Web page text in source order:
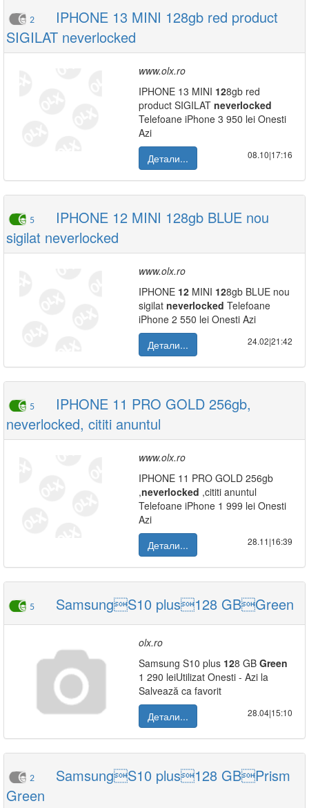
2
IPHONE 13 MINI 128gb red product
SIGILAT neverlocked
www.olx.ro
IPHONE 13 MINI 128gb red
product SIGILAT neverlocked
Telefoane iPhone 3 950 lei Onesti
Azi
Детали...
08.10|17:16
5
IPHONE 12 MINI 128gb BLUE nou
sigilat neverlocked
www.olx.ro
IPHONE 12 MINI 128gb BLUE nou
sigilat neverlocked Telefoane
iPhone 2 550 lei Onesti Azi
Детали...
24.02|21:42
5
IPHONE 11 PRO GOLD 256gb,
neverlocked, cititi anuntul
www.olx.ro
IPHONE 11 PRO GOLD 256gb
,neverlocked ,cititi anuntul
Telefoane iPhone 1 999 lei Onesti
Azi
Детали...
28.11|16:39
5 SamsungS10 plus128 GBGreen
olx.ro
Samsung S10 plus 128 GB Green
1 290 leiUtilizat Onesti - Azi la
Salvează ca favorit
Детали...
28.04|15:10
2
SamsungS10 plus128 GBPrism
Green